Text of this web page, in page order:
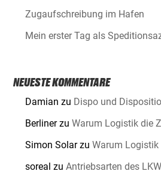
Zugaufschreibung im Hafen
Mein erster Tag als
NEUESTE KOMMENTARE
Damian zu Dispo und
BerlinerzuWarum Logistik die
Simon SolarzuWarum
soreal zuAntriebsarten des